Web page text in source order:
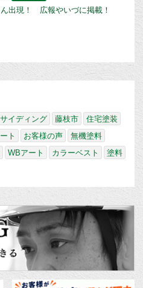
出現！ 広報やいづに掲載！
サイディング 藤枝市
住宅塗装
ト お客様の声
無機塗料
WBアート カラーベスト
塗料